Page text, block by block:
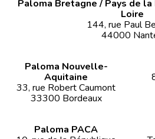
Paloma Bretagne / Pays de
Loire
144, rue Paul
44000
Paloma Nouvelle-
Aquitaine
33, rue Robert Caumont
33300 Bordeaux
Paloma PACA